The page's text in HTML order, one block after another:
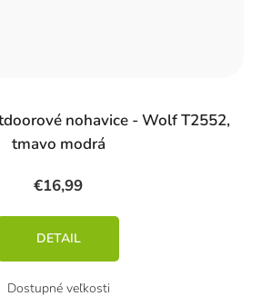
nohavice - Wolf T2552,
tmavo modrá
€16,99
DETAIL